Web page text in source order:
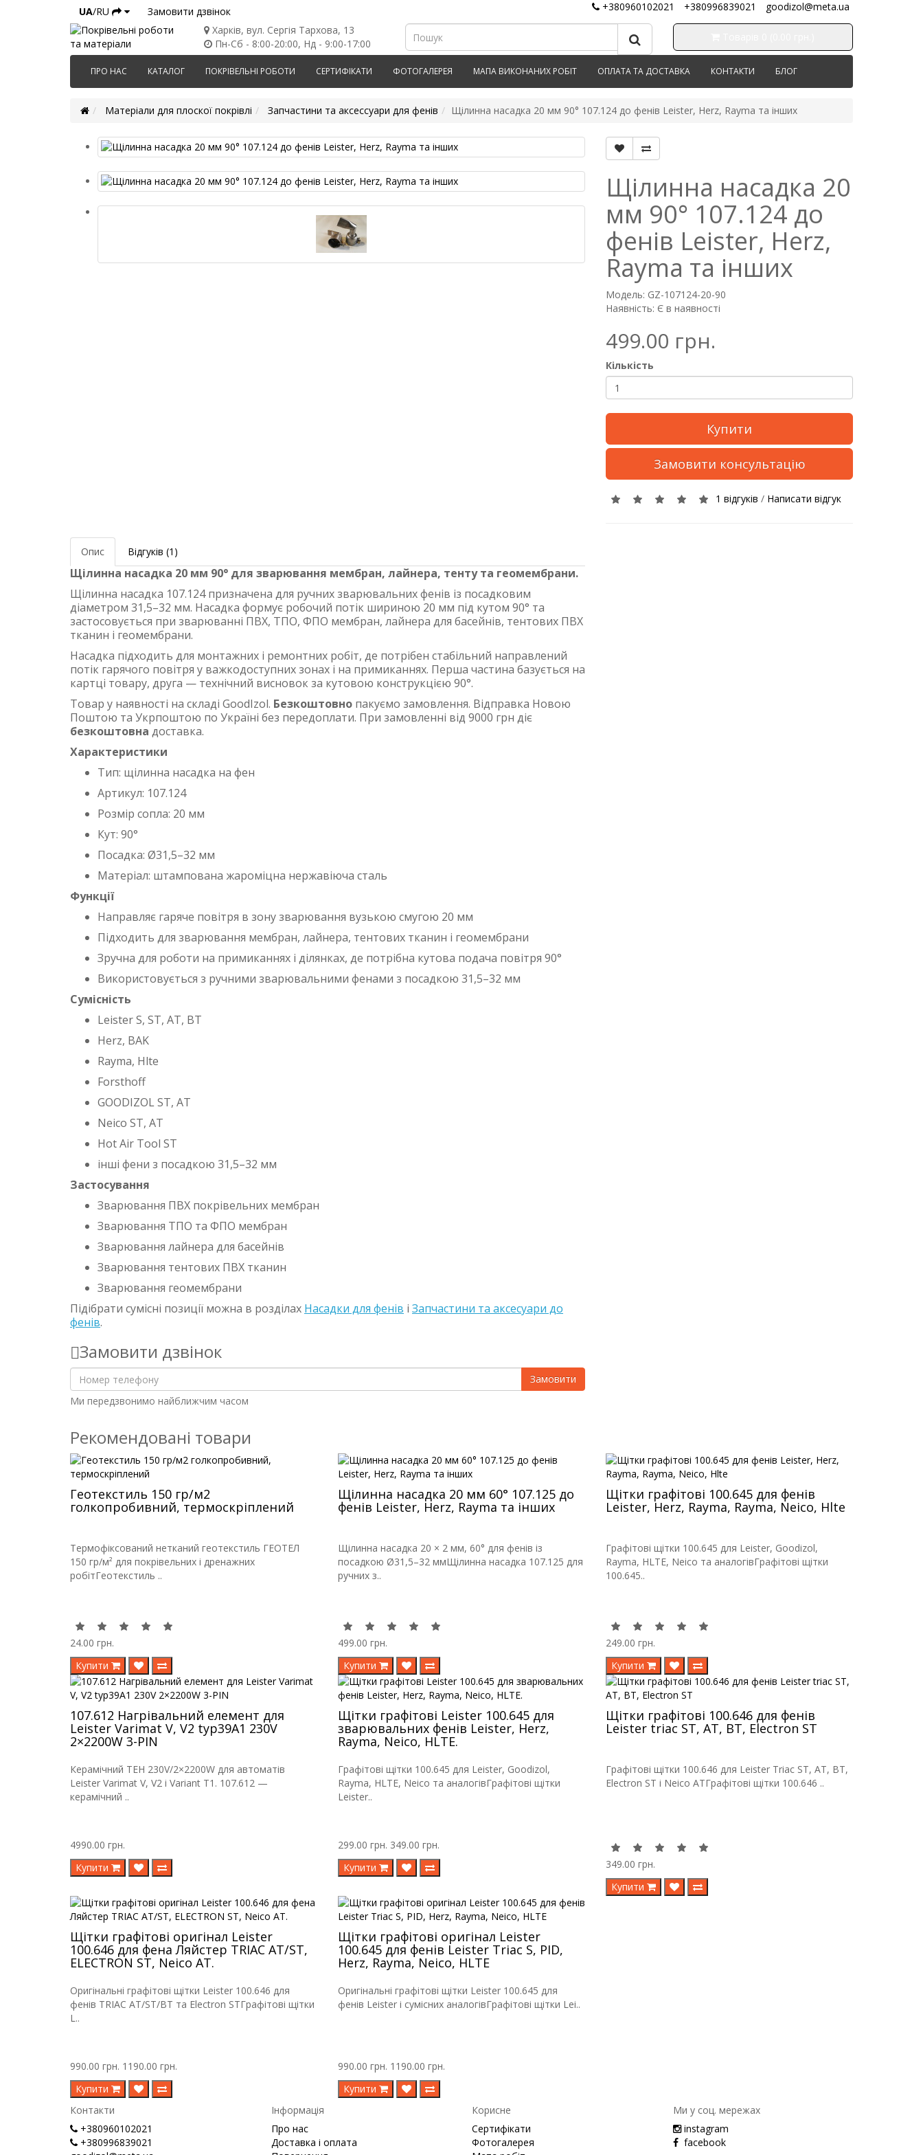
UA/RU Замовити дзвінок +380960102021 +380996839021
goodizol@meta.ua
Харків, вул. Сергія Тархова, 13
Пн-Сб - 8:00-20:00, Нд - 9:00-17:00
ПРО НАС КАТАЛОГ ПОКРІВЕЛЬНІ РОБОТИ СЕРТИФІКАТИ ФОТОГАЛЕРЕЯ МАПА ВИКОНАНИХ РОБІТ ОПЛАТА ТА ДОСТАВКА КОНТАКТИ БЛОГ
Матеріали для плоскої покрівлі Запчастини та аксессуари для фенів Щілинна насадка 20 мм 90° 107.124 до фенів Leister, Herz, Rayma та інших
Щілинна насадка 20
мм 90° 107.124 до
фенів Leister, Herz,
Rayma та інших
Модель: GZ-107124-20-90
Наявність: Є в наявності
499.00 грн.
Кількість
Купити
Замовити консультацію
1 відгуків / Написати відгук
Опис Відгуків (1)
Щілинна насадка 20 мм 90° для зварювання мембран, лайнера, тенту та геомембрани.
Щілинна насадка 107.124 призначена для ручних зварювальних фенів із посадковим
діаметром 31,5–32 мм. Насадка формує робочий потік шириною 20 мм під кутом 90° та
застосовується при зварюванні ПВХ, ТПО, ФПО мембран, лайнера для басейнів, тентових ПВХ
тканин і геомембрани.
Насадка підходить для монтажних і ремонтних робіт, де потрібен стабільний направлений
потік гарячого повітря у важкодоступних зонах і на примиканнях. Перша частина базується на
картці товару, друга — технічний висновок за кутовою конструкцією 90°.
Товар у наявності на складі GoodIzol. Безкоштовно пакуємо замовлення. Відправка Новою
Поштою та Укрпоштою по Україні без передоплати. При замовленні від 9000 грн діє
безкоштовна доставка.
Характеристики
Тип: щілинна насадка на фен
Артикул: 107.124
Розмір сопла: 20 мм
Кут: 90°
Посадка: Ø31,5–32 мм
Матеріал: штампована жароміцна нержавіюча сталь
Функції
Направляє гаряче повітря в зону зварювання вузькою смугою 20 мм
Підходить для зварювання мембран, лайнера, тентових тканин і геомембрани
Зручна для роботи на примиканнях і ділянках, де потрібна кутова подача повітря 90°
Використовується з ручними зварювальними фенами з посадкою 31,5–32 мм
Сумісність
Leister S, ST, AT, BT
Herz, BAK
Rayma, Hlte
Forsthoff
GOODIZOL ST, AT
Neico ST, AT
Hot Air Tool ST
інші фени з посадкою 31,5–32 мм
Застосування
Зварювання ПВХ покрівельних мембран
Зварювання ТПО та ФПО мембран
Зварювання лайнера для басейнів
Зварювання тентових ПВХ тканин
Зварювання геомембрани
Підібрати сумісні позиції можна в розділах Насадки для фенів і Запчастини та аксесуари до
фенів.
Замовити дзвінок
Замовити
Ми передзвонимо найближчим часом
Рекомендовані товари
Геотекстиль 150 гр/м2
голкопробивний, термоскріплений
Термофіксований нетканий геотекстиль ГЕОТЕЛ
150 гр/м² для покрівельних і дренажних
робітГеотекстиль ..
24.00 грн.
Купити
Щілинна насадка 20 мм 60° 107.125 до
фенів Leister, Herz, Rayma та інших
Щілинна насадка 20 × 2 мм, 60° для фенів із
посадкою Ø31,5–32 ммЩілинна насадка 107.125 для
ручних з..
499.00 грн.
Купити
Щітки графітові 100.645 для фенів
Leister, Herz, Rayma, Rayma, Neico, Hlte
Графітові щітки 100.645 для Leister, Goodizol,
Rayma, HLTE, Neico та аналогівГрафітові щітки
100.645..
249.00 грн.
Купити
107.612 Нагрівальний елемент для
Leister Varimat V, V2 typ39A1 230V
2×2200W 3-PIN
Керамічний ТЕН 230V/2×2200W для автоматів
Leister Varimat V, V2 і Variant T1. 107.612 —
керамічний ..
4990.00 грн.
Купити
Щітки графітові Leister 100.645 для
зварювальних фенів Leister, Herz,
Rayma, Neico, HLTE.
Графітові щітки 100.645 для Leister, Goodizol,
Rayma, HLTE, Neico та аналогівГрафітові щітки
Leister..
299.00 грн. 349.00 грн.
Купити
Щітки графітові 100.646 для фенів
Leister triac ST, AT, BT, Electron ST
Графітові щітки 100.646 для Leister Triac ST, AT, BT,
Electron ST і Neico ATГрафітові щітки 100.646 ..
349.00 грн.
Купити
Щітки графітові оригінал Leister
100.646 для фена Ляйстер TRIAC AT/ST,
ELECTRON ST, Neico AT.
Оригінальні графітові щітки Leister 100.646 для
фенів TRIAC AT/ST/BT та Electron STГрафітові щітки
L..
990.00 грн. 1190.00 грн.
Купити
Щітки графітові оригінал Leister
100.645 для фенів Leister Triac S, PID,
Herz, Rayma, Neico, HLTE
Оригінальні графітові щітки Leister 100.645 для
фенів Leister і сумісних аналогівГрафітові щітки Lei..
990.00 грн. 1190.00 грн.
Купити
Контакти
+380960102021
+380996839021
Інформація
Про нас
Доставка і оплата
Корисне
Сертифікати
Фотогалерея
Ми у соц. мережах
instagram
facebook